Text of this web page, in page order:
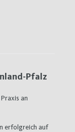
Pfalz
an
erfolgreich auf